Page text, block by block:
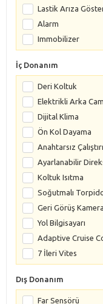
Lastik Arıza
Alarm
Immobilizer
İç Donanım
Deri Koltuk
Elektrikli Arka
Dijital Klima
Ön Kol Dayama
Anahtarsız
Ayarlanabilir
Koltuk Isıtma
Soğutmalı
Geri Görüş
Yol Bilgisayarı
Adaptive Cruise
7 İleri Vites
Dış Donanım
Far Sensörü